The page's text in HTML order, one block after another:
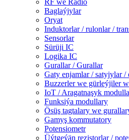
Baglaýjylar
Oryat
Induktorlar / rulonlar /
Sensorlar
Sürüji IC
Logika IC
Gurallar / Gurallar
Gaty enjamlar / satyjylar /
Buzzerler we gürleýjiler
IoT / Aragatnaşyk
Funksiýa modullary
Ösüş tagtalary we
Gamyş kommutatory
Potensiometr
Üýtgeýän rezistorlar /